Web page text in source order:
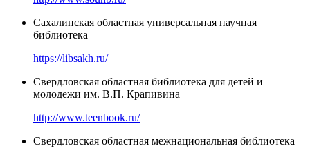
Сахалинская областная универсальная научная
библиотека
https://libsakh.ru/
Свердловская областная библиотека для детей и
молодежи им. В.П. Крапивина
http://www.teenbook.ru/
Свердловская областная межнациональная библиотека